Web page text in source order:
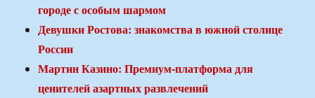
городе с особым шармом
Девушки Ростова: знакомства в южной столице
России
Мартин Казино: Премиум-платформа для
ценителей азартных развлечений